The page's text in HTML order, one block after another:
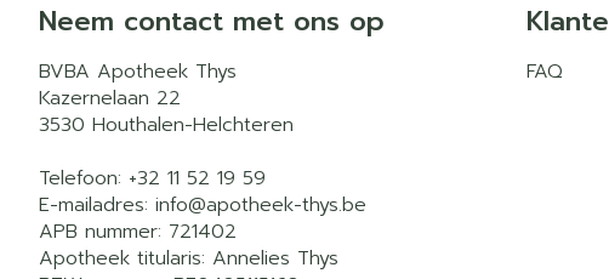
Neem contact met ons op
BVBA Apotheek Thys
Kazernelaan 22
3530 Houthalen-Helchteren
Telefoon: +32 11 52 19 59
E-mailadres: info@apotheek-thys.be
APB nummer: 721402
Apotheek titularis: Annelies Thys
FAQ